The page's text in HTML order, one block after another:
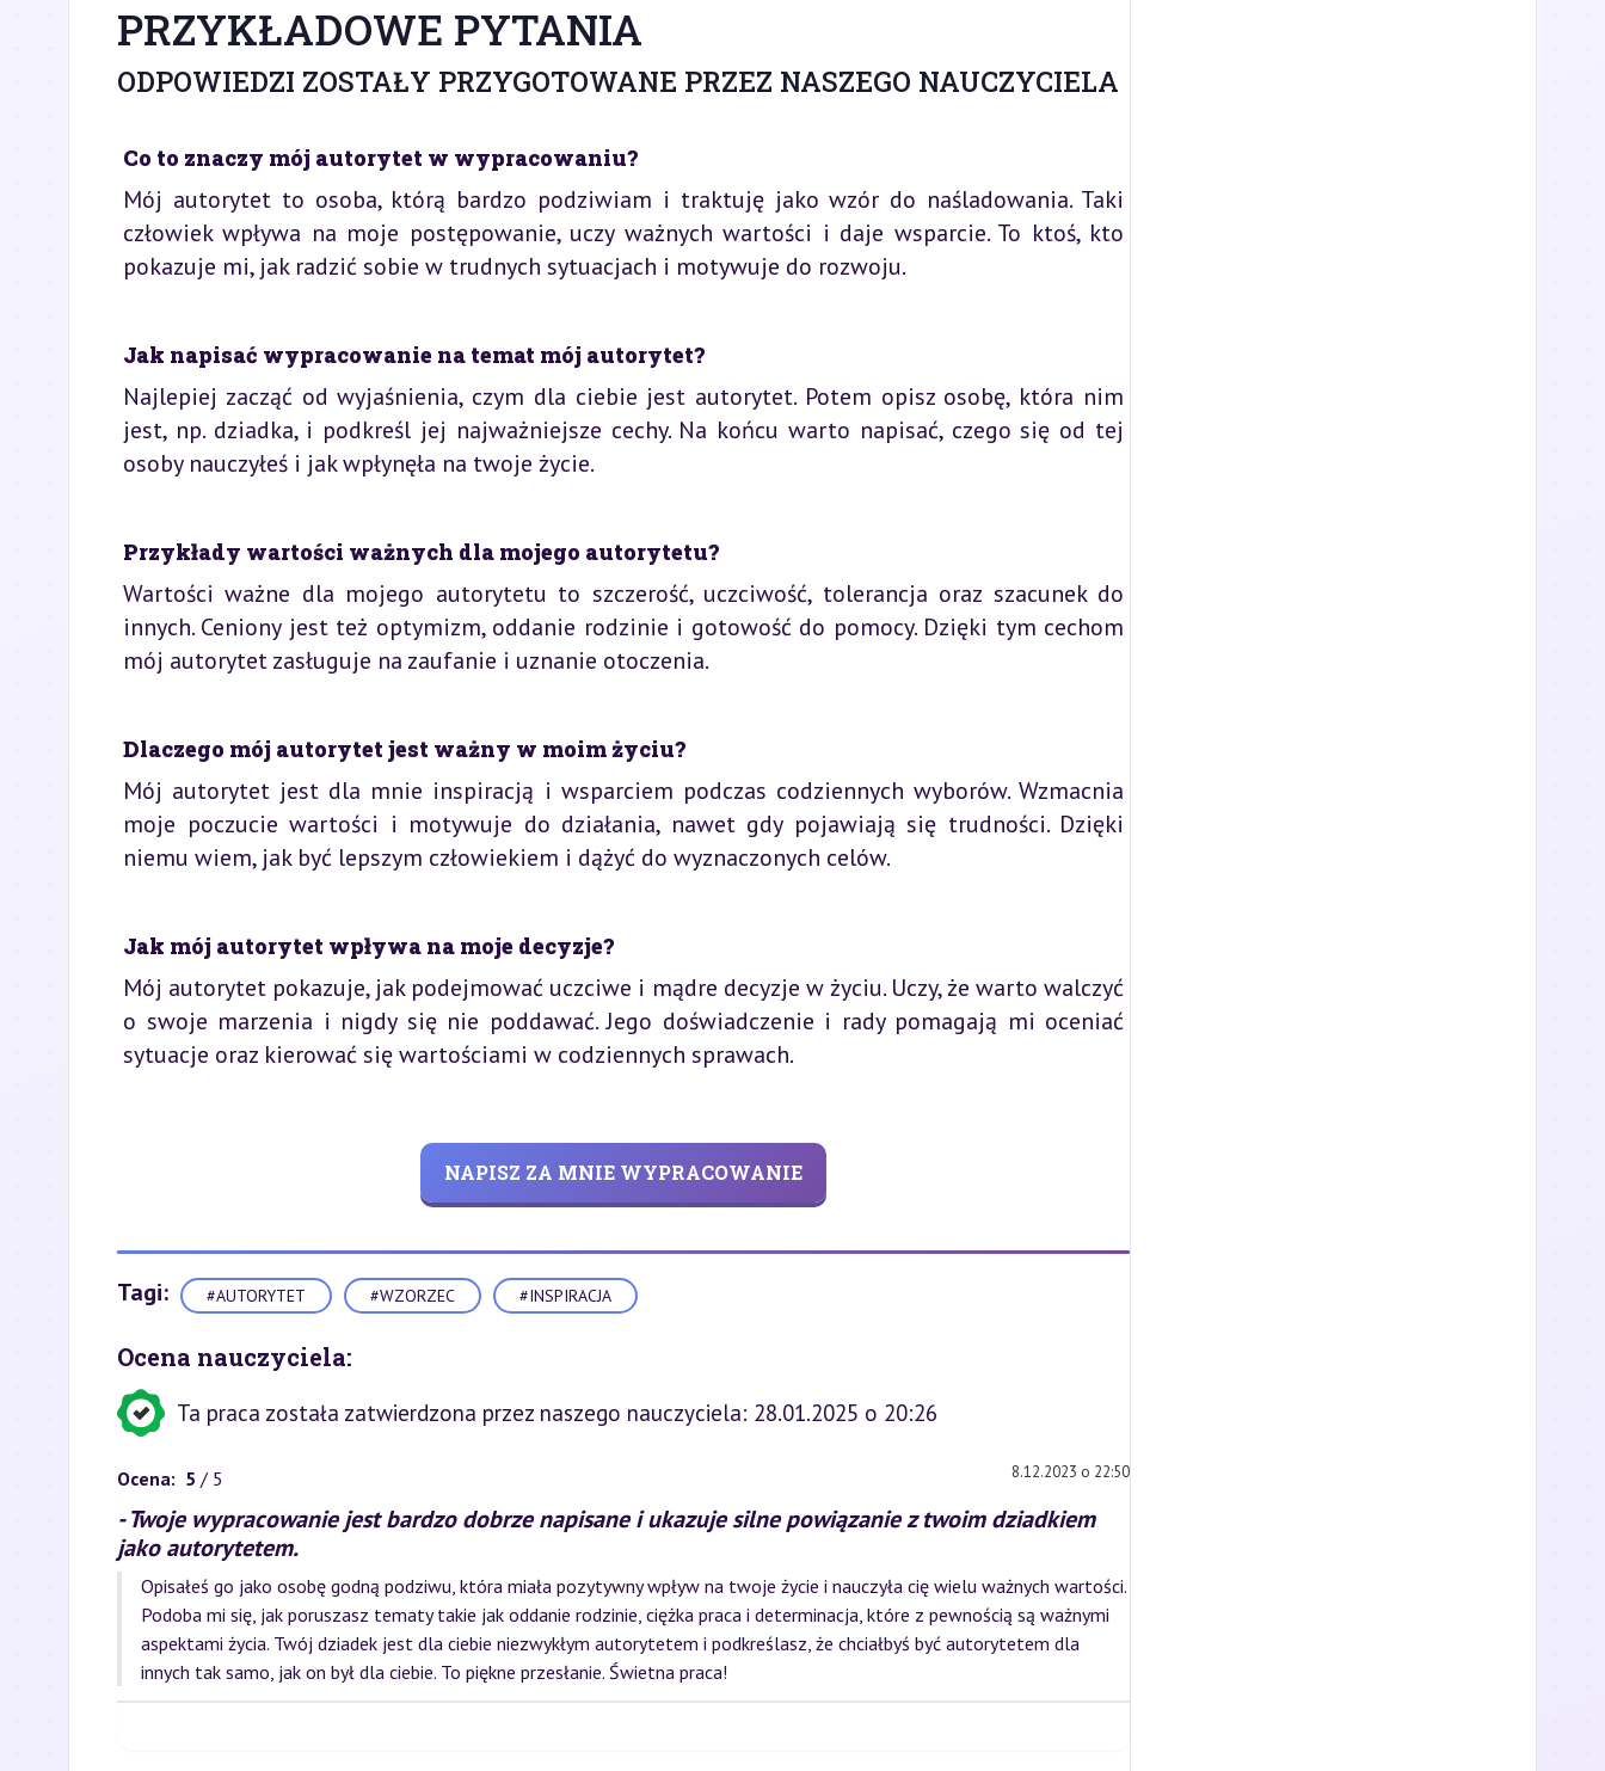
PRZYKŁADOWE PYTANIA
ODPOWIEDZI ZOSTAŁY PRZYGOTOWANE PRZEZ NASZEGO NAUCZYCIELA
Co to znaczy mój autorytet w wypracowaniu?
Mój autorytet to osoba, którą bardzo podziwiam i traktuję jako wzór do naśladowania. Taki
człowiek wpływa na moje postępowanie, uczy ważnych wartości i daje wsparcie. To ktoś, kto
pokazuje mi, jak radzić sobie w trudnych sytuacjach i motywuje do rozwoju.
Jak napisać wypracowanie na temat mój autorytet?
Najlepiej zacząć od wyjaśnienia, czym dla ciebie jest autorytet. Potem opisz osobę, która nim
jest, np. dziadka, i podkreśl jej najważniejsze cechy. Na końcu warto napisać, czego się od tej
osoby nauczyłeś i jak wpłynęła na twoje życie.
Przykłady wartości ważnych dla mojego autorytetu?
Wartości ważne dla mojego autorytetu to szczerość, uczciwość, tolerancja oraz szacunek do
innych. Ceniony jest też optymizm, oddanie rodzinie i gotowość do pomocy. Dzięki tym cechom
mój autorytet zasługuje na zaufanie i uznanie otoczenia.
Dlaczego mój autorytet jest ważny w moim życiu?
Mój autorytet jest dla mnie inspiracją i wsparciem podczas codziennych wyborów. Wzmacnia
moje poczucie wartości i motywuje do działania, nawet gdy pojawiają się trudności. Dzięki
niemu wiem, jak być lepszym człowiekiem i dążyć do wyznaczonych celów.
Jak mój autorytet wpływa na moje decyzje?
Mój autorytet pokazuje, jak podejmować uczciwe i mądre decyzje w życiu. Uczy, że warto walczyć
o swoje marzenia i nigdy się nie poddawać. Jego doświadczenie i rady pomagają mi oceniać
sytuacje oraz kierować się wartościami w codziennych sprawach.
NAPISZ ZA MNIE WYPRACOWANIE
Tagi: #AUTORYTET #WZORZEC #INSPIRACJA
Ocena nauczyciela:
Ta praca została zatwierdzona przez naszego nauczyciela: 28.01.2025 o 20:26
Ocena: 5 / 5 8.12.2023 o 22:50
- Twoje wypracowanie jest bardzo dobrze napisane i ukazuje silne powiązanie z twoim dziadkiem
jako autorytetem.
Opisałeś go jako osobę godną podziwu, która miała pozytywny wpływ na twoje życie i nauczyła cię wielu ważnych wartości.
Podoba mi się, jak poruszasz tematy takie jak oddanie rodzinie, ciężka praca i determinacja, które z pewnością są ważnymi
aspektami życia. Twój dziadek jest dla ciebie niezwykłym autorytetem i podkreślasz, że chciałbyś być autorytetem dla
innych tak samo, jak on był dla ciebie. To piękne przesłanie. Świetna praca!